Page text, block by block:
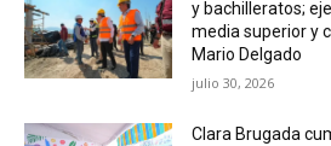
y bachilleratos;
media superior y
Mario Delgado
julio 30, 2026
Clara Brugada